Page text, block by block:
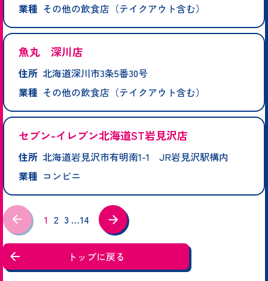
業種 その他の飲食店（テイクアウト含む）
魚丸 深川店
住所 北海道深川市3条5番30号
業種 その他の飲食店（テイクアウト含む）
セブン-イレブン北海道ST岩見沢店
住所 北海道岩見沢市有明南1-1 JR岩見沢駅構内
業種 コンビニ
1 2 3 …14
トップに戻る